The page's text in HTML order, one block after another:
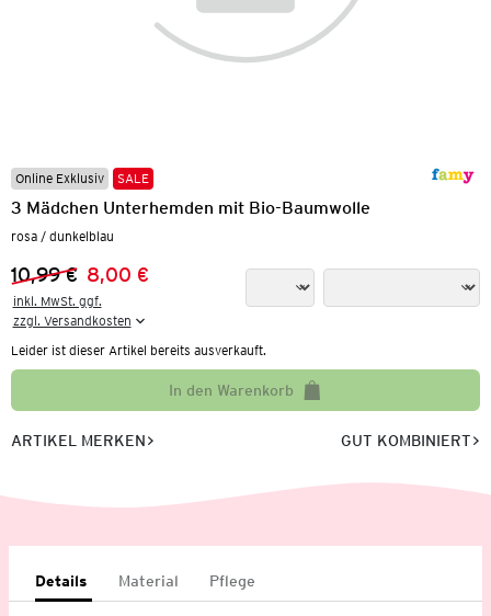
Online Exklusiv SALE
3 Mädchen Unterhemden mit Bio-Baumwolle
rosa / dunkelblau
Vorheriger Preis:
10,99 €
Neuer Preis:
8,00 €
inkl. MwSt. ggf.
zzgl. Versandkosten
Leider ist dieser Artikel bereits ausverkauft.
In den Warenkorb
ARTIKEL MERKEN GUT KOMBINIERT
Details Material Pflege